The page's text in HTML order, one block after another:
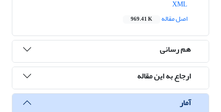
اصل مقاله
969.41 K
هم رسانی
ارجاع به این مقاله
آمار